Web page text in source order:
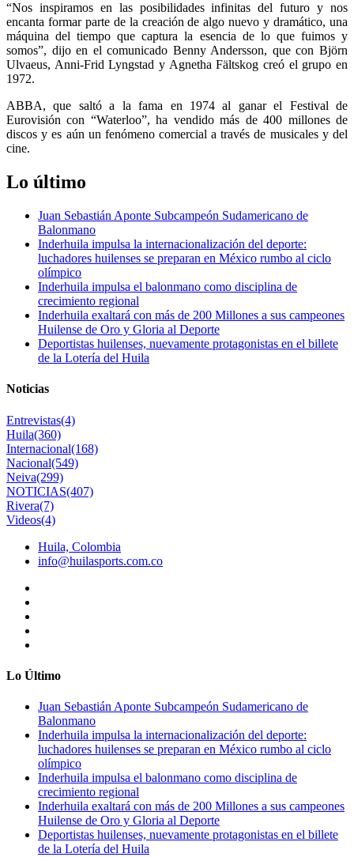
“Nos inspiramos en las posibilidades infinitas del futuro y nos
encanta formar parte de la creación de algo nuevo y dramático, una
máquina del tiempo que captura la esencia de lo que fuimos y
somos”, dijo en el comunicado Benny Andersson, que con Björn
Ulvaeus, Anni-Frid Lyngstad y Agnetha Fältskog creó el grupo en
1972.
ABBA, que saltó a la fama en 1974 al ganar el Festival de
Eurovisión con “Waterloo”, ha vendido más de 400 millones de
discos y es aún un fenómeno comercial a través de musicales y del
cine.
Lo último
Juan Sebastián Aponte Subcampeón Sudamericano de
Balonmano
Inderhuila impulsa la internacionalización del deporte:
luchadores huilenses se preparan en México rumbo al ciclo
olímpico
Inderhuila impulsa el balonmano como disciplina de
crecimiento regional
Inderhuila exaltará con más de 200 Millones a sus campeones
Huilense de Oro y Gloria al Deporte
Deportistas huilenses, nuevamente protagonistas en el billete
de la Lotería del Huila
Noticias
Entrevistas(4)
Huila(360)
Internacional(168)
Nacional(549)
Neiva(299)
NOTICIAS(407)
Rivera(7)
Videos(4)
Huila, Colombia
info@huilasports.com.co
Lo Último
Juan Sebastián Aponte Subcampeón Sudamericano de
Balonmano
Inderhuila impulsa la internacionalización del deporte:
luchadores huilenses se preparan en México rumbo al ciclo
olímpico
Inderhuila impulsa el balonmano como disciplina de
crecimiento regional
Inderhuila exaltará con más de 200 Millones a sus campeones
Huilense de Oro y Gloria al Deporte
Deportistas huilenses, nuevamente protagonistas en el billete
de la Lotería del Huila